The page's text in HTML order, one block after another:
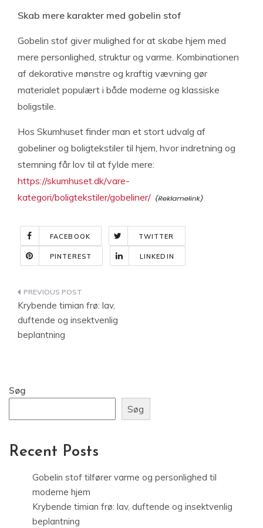
Skab mere karakter med gobelin stof
Gobelin stof giver mulighed for at skabe hjem med
mere personlighed, struktur og varme. Kombinationen
af dekorative mønstre og kraftig vævning gør
materialet populært i både moderne og klassiske
boligstile.
Hos Skumhuset finder man et stort udvalg af
gobeliner og boligtekstiler til hjem, hvor indretning og
stemning får lov til at fylde mere:
https://skumhuset.dk/vare-
kategori/boligtekstiler/gobeliner/
FACEBOOK TWITTER
PINTEREST LINKEDIN
Indlægsnavigation
Krybende timian frø: lav,
duftende og insektvenlig
beplantning
Søg
Søg
Recent Posts
Gobelin stof tilfører varme og personlighed til
moderne hjem
Krybende timian frø: lav, duftende og insektvenlig
beplantning